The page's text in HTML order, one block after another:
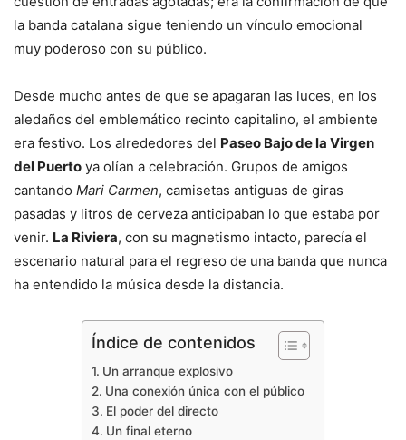
la banda catalana sigue teniendo un vínculo emocional
muy poderoso con su público.
Desde mucho antes de que se apagaran las luces, en los
aledaños del emblemático recinto capitalino, el ambiente
era festivo. Los alrededores del Paseo Bajo de la Virgen
del Puerto ya olían a celebración. Grupos de amigos
cantando Mari Carmen, camisetas antiguas de giras
pasadas y litros de cerveza anticipaban lo que estaba por
venir. La Riviera, con su magnetismo intacto, parecía el
escenario natural para el regreso de una banda que nunca
ha entendido la música desde la distancia.
Índice de contenidos
Un arranque explosivo
Una conexión única con el público
El poder del directo
Un final eterno